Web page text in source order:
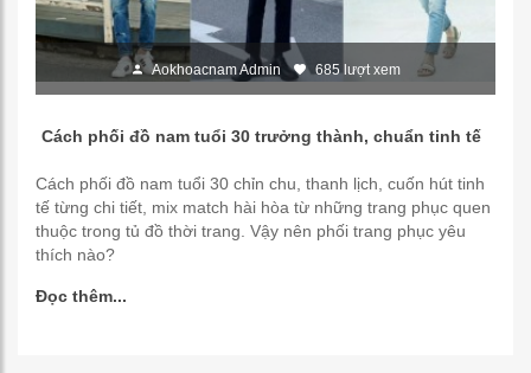
Aokhoacnam Admin 685 lượt xem
Cách phối đồ nam tuổi 30 trưởng thành, chuẩn tinh tế
Cách phối đồ nam tuổi 30 chỉn chu, thanh lịch, cuốn hút tinh
tế từng chi tiết, mix match hài hòa từ những trang phục quen
thuộc trong tủ đồ thời trang. Vậy nên phối trang phục yêu
thích nào?
Đọc thêm...